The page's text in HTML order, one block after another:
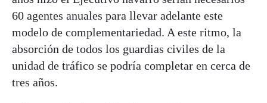
60 agentes anuales para llevar adelante este
modelo de complementariedad. A este ritmo, la
absorción de todos los guardias civiles de la
unidad de tráfico se podría completar en cerca de
tres años.